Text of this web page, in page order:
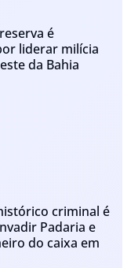
é
liderar milícia
da Bahia
criminal é
Padaria e
do caixa em